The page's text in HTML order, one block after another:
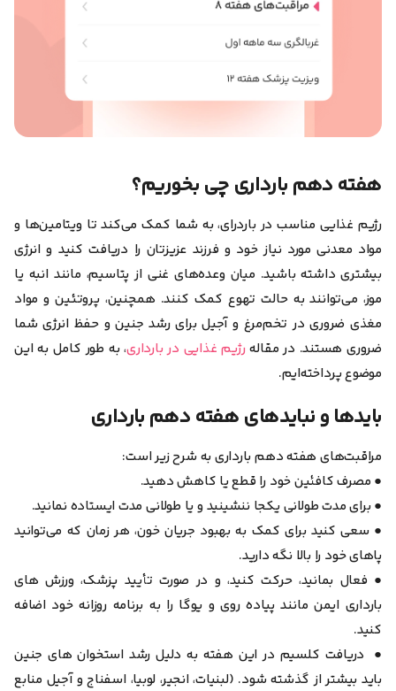
هفته دهم بارداری چی بخوریم؟
رژیم غذایی مناسب در باردرای، به شما کمک می‌کند تا ویتامین‌ها و
مواد معدنی مورد نیاز خود و فرزند عزیزتان را دریافت کنید و انرژی
بیشتری داشته باشید. میان وعده‌های غنی از پتاسیم، مانند انبه یا
موز، می‌توانند به حالت تهوع کمک کنند. همچنین، پروتئین و مواد
مغذی ضروری در تخم‌مرغ و آجیل برای رشد جنین و حفظ انرژی شما
ضروری هستند. در مقاله رژیم غذایی در بارداری، به طور کامل به این
موضوع پرداخته‌ایم.
بایدها و نبایدهای هفته دهم بارداری
مراقبت‌های هفته دهم بارداری به شرح زیر است:
● مصرف کافئین خود را قطع یا کاهش دهید.
● برای مدت طولانی یکجا ننشینید و یا طولانی مدت ایستاده نمانید.
● سعی کنید برای کمک به بهبود جریان خون، هر زمان که می‌توانید
پاهای خود را بالا نگه دارید.
● فعال بمانید، حرکت کنید، و در صورت تأیید پزشک، ورزش های
بارداری ایمن مانند پیاده روی و یوگا را به برنامه روزانه خود اضافه
کنید.
● دریافت کلسیم در این هفته به دلیل رشد استخوان های جنین
باید بیشتر از گذشته شود. (لبنیات، انجیر، لوبیا، اسفناج و آجیل منابع